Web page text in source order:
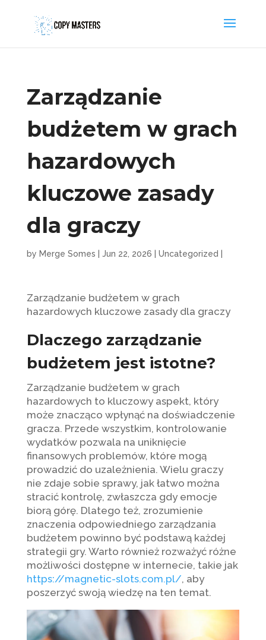
Zarządzanie
budżetem w grach
hazardowych
kluczowe zasady
dla graczy
by Merge Somes Jun 22, 2026 Uncategorized
Zarządzanie budżetem w grach
hazardowych kluczowe zasady dla graczy
Dlaczego zarządzanie
budżetem jest istotne?
Zarządzanie budżetem w grach
hazardowych to kluczowy aspekt, który
może znacząco wpłynąć na doświadczenie
gracza. Przede wszystkim, kontrolowanie
wydatków pozwala na uniknięcie
finansowych problemów, które mogą
prowadzić do uzależnienia. Wielu graczy
nie zdaje sobie sprawy, jak łatwo można
stracić kontrolę, zwłaszcza gdy emocje
biorą górę. Dlatego też, zrozumienie
znaczenia odpowiedniego zarządzania
budżetem powinno być podstawą każdej
strategii gry. Warto również rozważyć różne
możliwości dostępne w internecie, takie jak
https://magnetic-slots.com.pl/, aby
poszerzyć swoją wiedzę na ten temat.